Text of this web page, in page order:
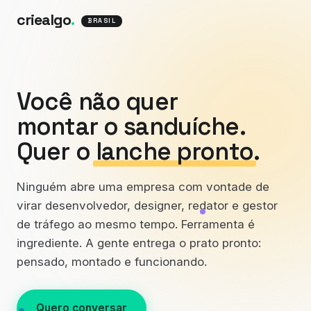
criealgo. BRASIL
Você não quer
montar o sanduíche.
Quer o lanche pronto.
Ninguém abre uma empresa com vontade de
virar desenvolvedor, designer, redator e gestor
de tráfego ao mesmo tempo. Ferramenta é
ingrediente. A gente entrega o prato pronto:
pensado, montado e funcionando.
Quero conversar